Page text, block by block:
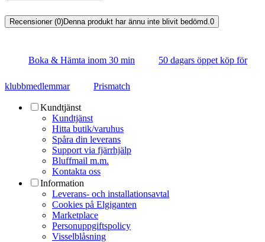
Recensioner (0)Denna produkt har ännu inte blivit bedömd. 0
Boka & Hämta inom 30 min 50 dagars öppet köp för
klubbmedlemmar Prismatch
Kundtjänst
Kundtjänst
Hitta butik/varuhus
Spåra din leverans
Support via fjärrhjälp
Bluffmail m.m.
Kontakta oss
Information
Leverans- och installationsavtal
Cookies på Elgiganten
Marketplace
Personuppgiftspolicy
Visselblåsning